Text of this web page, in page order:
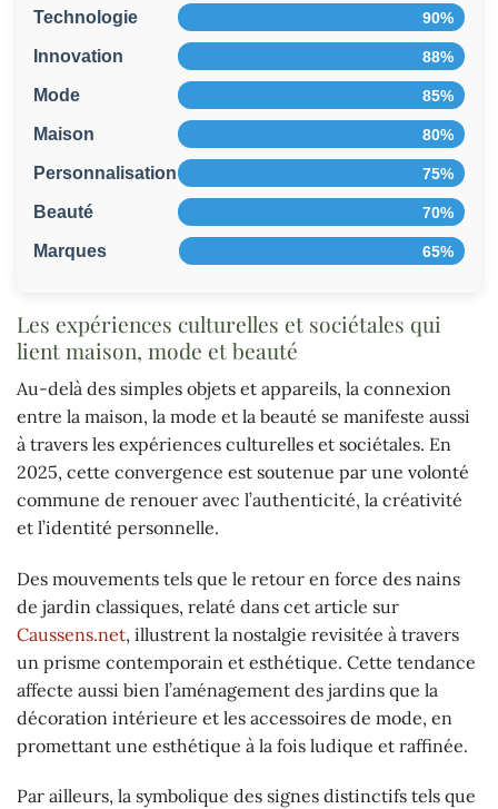
Technologie 90%
Innovation 88%
Mode 85%
Maison 80%
Personnalisation 75%
Beauté 70%
Marques 65%
Les expériences culturelles et sociétales qui
lient maison, mode et beauté
Au-delà des simples objets et appareils, la connexion
entre la maison, la mode et la beauté se manifeste aussi
à travers les expériences culturelles et sociétales. En
2025, cette convergence est soutenue par une volonté
commune de renouer avec l’authenticité, la créativité
et l’identité personnelle.
Des mouvements tels que le retour en force des nains
de jardin classiques, relaté dans cet article sur
Caussens.net, illustrent la nostalgie revisitée à travers
un prisme contemporain et esthétique. Cette tendance
affecte aussi bien l’aménagement des jardins que la
décoration intérieure et les accessoires de mode, en
promettant une esthétique à la fois ludique et raffinée.
Par ailleurs, la symbolique des signes distinctifs tels que